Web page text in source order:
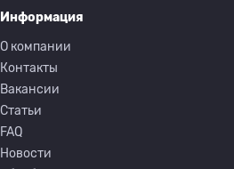
Информация
О компании
Контакты
Вакансии
Статьи
FAQ
Новости